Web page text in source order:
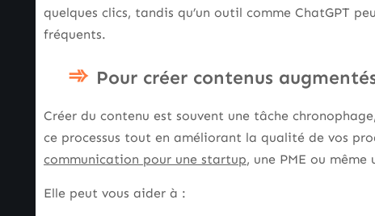
quelques clics, tandis qu’un outil comme ChatGPT
fréquents.
Pour créer contenus
Créer du contenu est souvent une tâche
ce processus tout en améliorant la qualité de vos
communication pour une startup, une PME ou même
Elle peut vous aider à :